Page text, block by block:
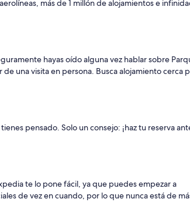
más de 1 millón de alojamientos e
hayas oído alguna vez hablar sobre
una visita en persona. Busca alojamiento cerca
pensado. Solo un consejo: ¡haz tu reserva
te lo pone fácil, ya que puedes empezar a
de vez en cuando, por lo que nunca está de